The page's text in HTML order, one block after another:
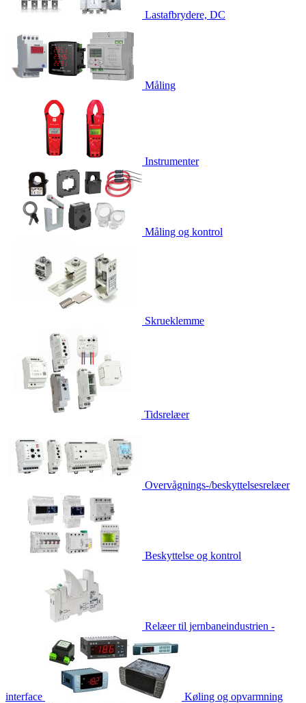
Lastafbrydere, DC
Måling
Instrumenter
Måling og kontrol
Skrueklemme
Tidsrelæer
Overvågnings-/beskyttelsesrelæer
Beskyttelse og kontrol
Relæer til jernbaneindustrien -
interface Køling og opvarmning